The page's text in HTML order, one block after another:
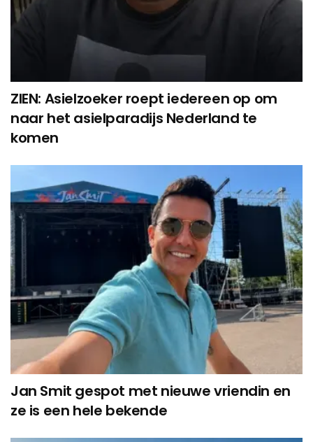
ZIEN: Asielzoeker roept iedereen op om
naar het asielparadijs Nederland te
komen
Jan Smit gespot met nieuwe vriendin en
ze is een hele bekende